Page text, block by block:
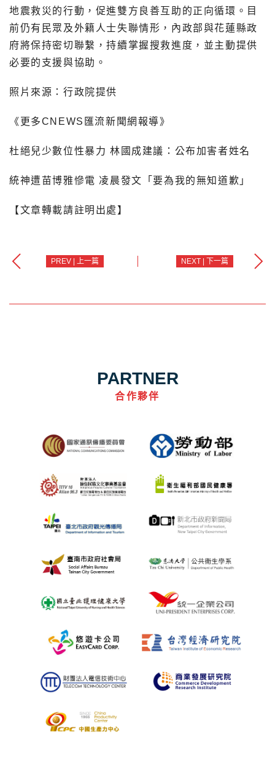
地震救災的行動，促進雙方良善互助的正向循環。目
前仍有民眾及外籍人士失聯情形，內政部與花蓮縣政
府將保持密切聯繫，持續掌握搜救進度，並主動提供
必要的支援與協助。
照片來源：行政院提供
《更多CNEWS匯流新聞網報導》
杜絕兒少數位性暴力 林國成建議：公布加害者姓名
統神遭苗博雅慘電 凌晨發文「要為我的無知道歉」
【文章轉載請註明出處】
PREV | 上一篇 NEXT | 下一篇
PARTNER
合作夥伴